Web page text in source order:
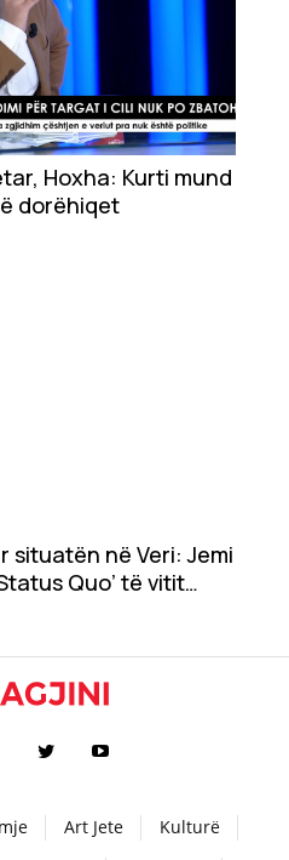
Hoxha: Kurti mund
dorëhiqet
situatën në Veri: Jemi
Quo’ të vitit
Art Jete
Kulturë